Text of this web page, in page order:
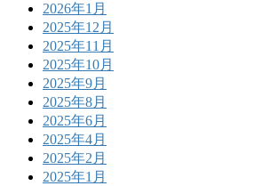
2026年1月
2025年12月
2025年11月
2025年10月
2025年9月
2025年8月
2025年6月
2025年4月
2025年2月
2025年1月